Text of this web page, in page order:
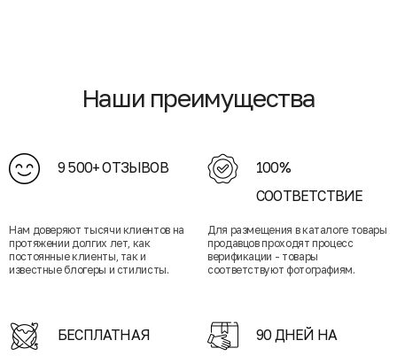
Наши преимущества
9 500+ ОТЗЫВОВ
Нам доверяют тысячи клиентов на
протяжении долгих лет, как
постоянные клиенты, так и
известные блогеры и стилисты.
100%
СООТВЕТСТВИЕ
Для размещения в каталоге товары
продавцов проходят процесс
верификации - товары
соответствуют фотографиям.
БЕСПЛАТНАЯ
90 ДНЕЙ НА